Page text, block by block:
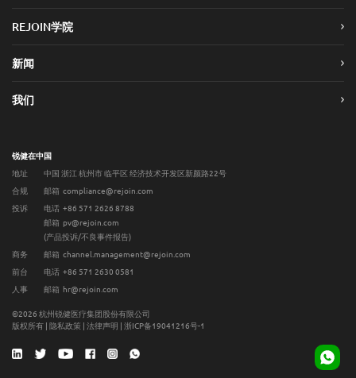
REJOIN学院
新闻
我们
锐健在中国
地址
中国 浙江 杭州市 临平区 经济技术开发区新颜路22号
合规
邮箱 compliance@rejoin.com
投诉
电话 +86 571 2626 8788
邮箱 pv@rejoin.com
(产品投诉/不良事件报告)
商务
邮箱 channel.management@rejoin.com
前台
电话 +86 571 2630 0581
人事
邮箱 hr@rejoin.com
©2026 杭州锐健医疗集团股份有限公司
版权所有 | 隐私政策 | 法律声明 | 浙ICP备19041216号-1